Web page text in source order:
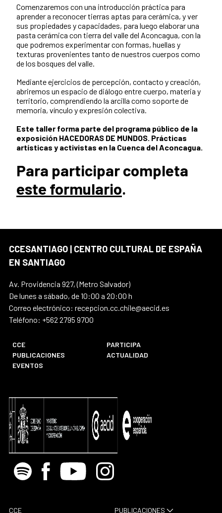
Comenzaremos con una introducción práctica para
aprender a reconocer tierras aptas para cerámica, y ver
sus propiedades y capacidades, para luego elaborar una
pasta cerámica con tierra del valle del Aconcagua, con la
que podremos experimentar con formas, huellas y
texturas provenientes tanto de nuestros cuerpos como
de los bosques del valle.
Mediante ejercicios de percepción, contacto y creación,
abriremos un espacio de diálogo entre cuerpo, materia y
territorio, comprendiendo la arcilla como soporte de
memoria, vínculo y expresión colectiva.
Este taller forma parte del programa público de la
exposición HACEDORAS DE MUNDOS. Prácticas
artísticas y activistas en la Cuenca del Aconcagua.
Para participar completa
este formulario.
CCESANTIAGO | CENTRO CULTURAL DE ESPAÑA
EN SANTIAGO
Av. Providencia 927, (Metro Salvador)
De lunes a sábado, de 10:00 a 20:00 h
Correo electrónico: recepcion.cc.chile@aecid.es
Teléfono: +562 2795 9700
CCE
PARTICIPA
PUBLICACIONES
ACTUALIDAD
EVENTOS
Spotify Facebook
Youtube Instagram
CCE PUBLICACIONES